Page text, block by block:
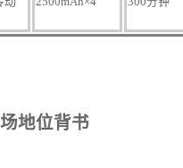
地位背书